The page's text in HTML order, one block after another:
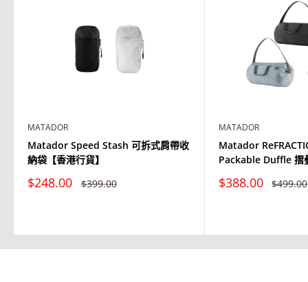
MATADOR
Matador Speed Stash 可拆式肩帶收
納袋【香港行貨】
特
$248.00 原
$399.00
MATADOR
Matador
Packable Duffle 摺
特
$388.00 原
$499.00